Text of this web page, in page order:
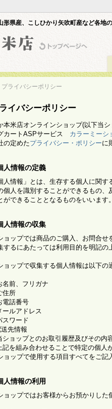
形県産、こしひかり矢吹町産など各地
プライバシーポリシー
イバシーポリシー
本米店オンラインショップ(以下当シ
カートASPサービス カラーミーシ
の定めたプライバシー・ポリシーに
人情報の定義
人情報」とは、生存する個人に関
個人を識別することができるもの
ができることとなるものをいいます。
人情報の収集
ョップでは商品のご購入、お問合せ
するにあたっては利用目的を明記の
ョップで収集する個人情報は以下の
名前、フリガナ
住所
電話番号
ールアドレス
スワード
先情報
ショップとのお取引履歴及びその内
記を組み合わせることで特定の個人
ョップで使用する項目すべてをご記
人情報の利用
ョップではお客様からお預かりした